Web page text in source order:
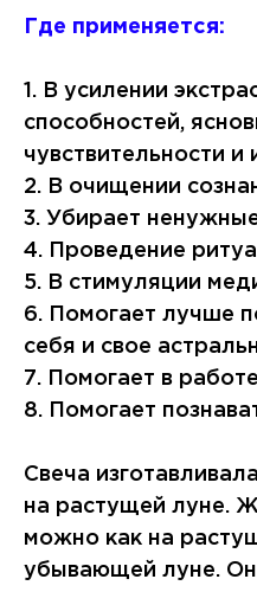
Где применяется:
1. В усилении
способностей,
чувствительности и
2. В очищении
3. Убирает
4. Проведение
5. В стимуляции
6. Помогает лучше
себя и свое
7. Помогает в
8. Помогает
Свеча
на растущей луне.
можно как на
убывающей луне.